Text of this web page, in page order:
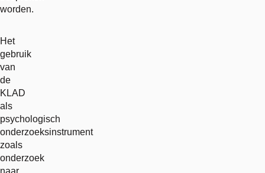
worden.
Het
gebruik
van
de
KLAD
als
psychologisch
onderzoeksinstrument
zoals
onderzoek
naar